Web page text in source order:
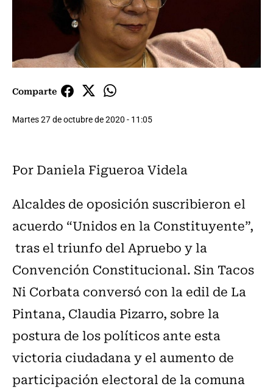
Comparte
Martes 27 de octubre de 2020 - 11:05
Por Daniela Figueroa Videla
Alcaldes de oposición suscribieron el
acuerdo “Unidos en la Constituyente”,
tras el triunfo del Apruebo y la
Convención Constitucional. Sin Tacos
Ni Corbata conversó con la edil de La
Pintana, Claudia Pizarro, sobre la
postura de los políticos ante esta
victoria ciudadana y el aumento de
participación electoral de la comuna